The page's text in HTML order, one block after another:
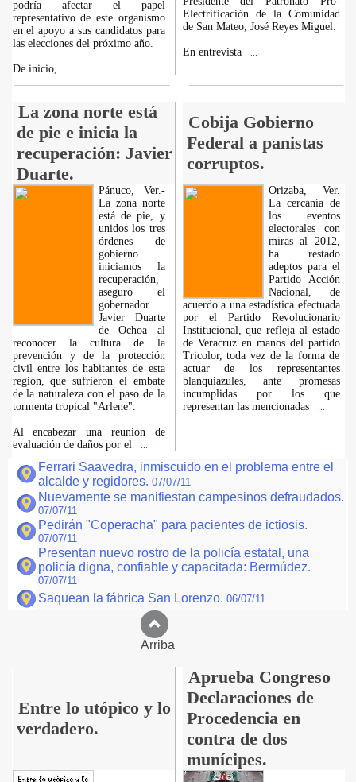
podría afectar el papel
representativo de este organismo
en el apoyo a sus candidatos para
las elecciones del próximo año.
De inicio,
Electrificación de la Comunidad
de San Mateo, José Reyes Miguel.
En entrevista
La zona norte está
de pie e inicia la
recuperación: Javier
Duarte.
Cobija Gobierno
Federal a panistas
corruptos.
Pánuco, Ver.-
La zona norte
está de pie, y
unidos los tres
órdenes de
gobierno
iniciamos la
recuperación,
aseguró el
gobernador
Javier Duarte
de Ochoa al
reconocer la cultura de la
prevención y de la protección
civil entre los habitantes de esta
región, que sufrieron el embate
de la naturaleza con el paso de la
tormenta tropical "Arlene".
Al encabezar una reunión de
evaluación de daños por el
Orizaba, Ver.
La cercanía de
los eventos
electorales con
miras al 2012,
ha restado
adeptos para el
Partido Acción
Nacional, de
acuerdo a una estadística efectuada
por el Partido Revolucionario
Institucional, que refleja al estado
de Veracruz en manos del partido
Tricolor, toda vez de la forma de
actuar de los representantes
blanquiazules, ante promesas
incumplidas por los que
representan las mencionadas
Ferrari Saavedra, inmiscuido en el problema entre el
alcalde y regidores. 07/07/11
Nuevamente se manifiestan campesinos defraudados.
07/07/11
Pedirán "Coperacha" para pacientes de ictiosis.
07/07/11
Presentan nuevo rostro de la policía estatal, una
policía digna, confiable y capacitada: Bermúdez.
07/07/11
Saquean la fábrica San Lorenzo. 06/07/11
Arriba
Entre lo utópico y lo
verdadero.
Aprueba Congreso
Declaraciones de
Procedencia en
contra de dos
munícipes.